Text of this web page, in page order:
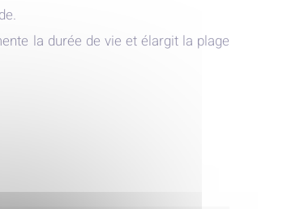
la durée de vie et élargit la plage